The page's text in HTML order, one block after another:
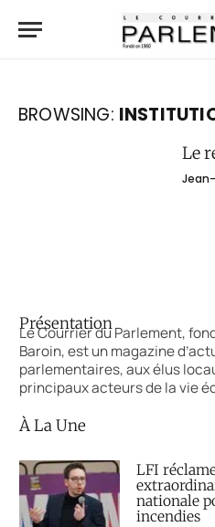
BROWSING:
Le
Présentation
Le Courrier du Parlement,
Baroin, est un magazine
parlementaires, aux élus
principaux acteurs de la vie
À La Une
LFI
nationale
incendies